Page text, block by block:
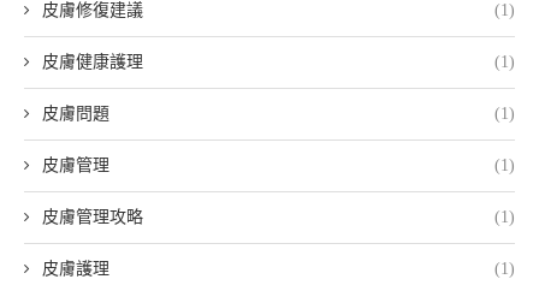
皮膚修復建議 (1)
皮膚健康護理 (1)
皮膚問題 (1)
皮膚管理 (1)
皮膚管理攻略 (1)
皮膚護理 (1)